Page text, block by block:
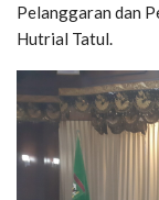
Pelanggaran dan
Hutrial Tatul.